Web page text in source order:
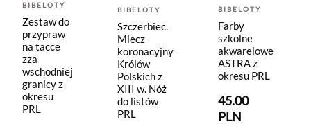
BIBELOTY
Zestaw do
przypraw
na tacce
zza
wschodniej
granicy z
okresu
PRL
BIBELOTY
Szczerbiec.
Miecz
koronacyjny
Królów
Polskich z
XIII w. Nóż
do listów
PRL
BIBELOTY
Farby
szkolne
akwarelowe
ASTRA z
okresu PRL
45.00
PLN